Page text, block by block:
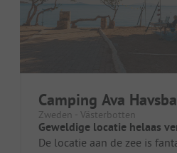
Camping Ava
Zweden - Västerbotten
Geweldige locatie helaas
De locatie aan de zee is